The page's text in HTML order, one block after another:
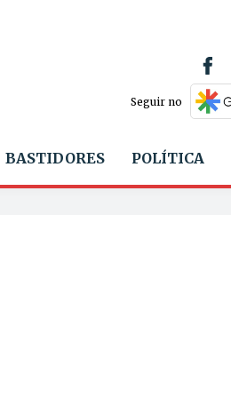
Seguir no
BASTIDORES POLÍTICA